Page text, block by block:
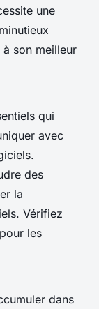
une
son meilleur
qui
avec
des
la
Vérifiez
les
dans